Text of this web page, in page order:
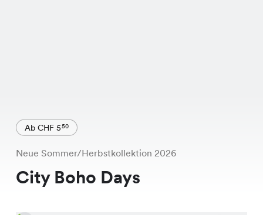
Ab CHF 550
Neue Sommer/Herbstkollektion 2026
City Boho Days